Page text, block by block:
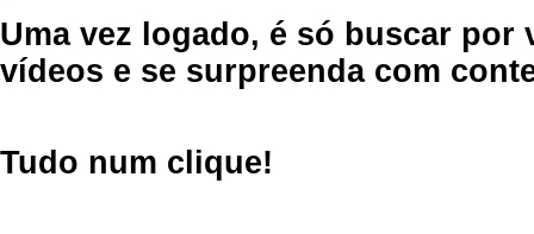
Uma vez logado, é só buscar por
vídeos e se surpreenda com
Tudo num clique!